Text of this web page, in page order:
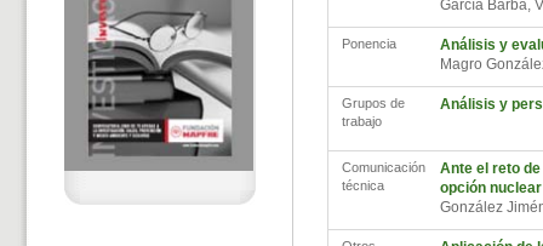
García Barba,
Ponencia
Análisis y
Magro
Grupos de
trabajo
Análisis y
Comunicación
técnica
Ante el reto
opción nuclear
González